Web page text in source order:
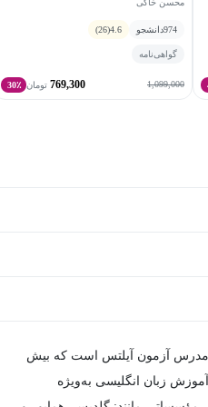
کافی برای ایده پردازی، نوشتن و
اطمینان بیشتری پیدا می‌کنید و
بیشتری خواهید داشت.
مشکل دارند
محسن خاکی
974دانشجو 4.6
(26)
گواهی‌نامه
1,099,000
769,300 تومان 30٪
امین محمدی با نام آمریکایی Sean مدرس آزمون آیلتس است که بیش
آموزش زبان انگلیسی به‌ویژه